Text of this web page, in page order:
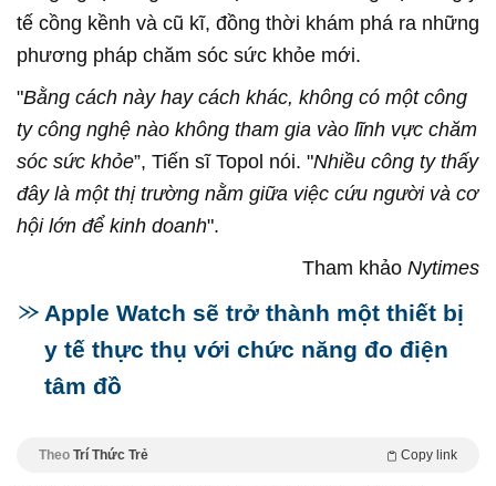
tế cồng kềnh và cũ kĩ, đồng thời khám phá ra những
phương pháp chăm sóc sức khỏe mới.
"Bằng cách này hay cách khác, không có một công
ty công nghệ nào không tham gia vào lĩnh vực chăm
sóc sức khỏe”, Tiến sĩ Topol nói. "Nhiều công ty thấy
đây là một thị trường nằm giữa việc cứu người và cơ
hội lớn để kinh doanh".
Tham khảo Nytimes
Apple Watch sẽ trở thành một thiết bị
y tế thực thụ với chức năng đo điện
tâm đồ
Theo Trí Thức Trẻ Copy link